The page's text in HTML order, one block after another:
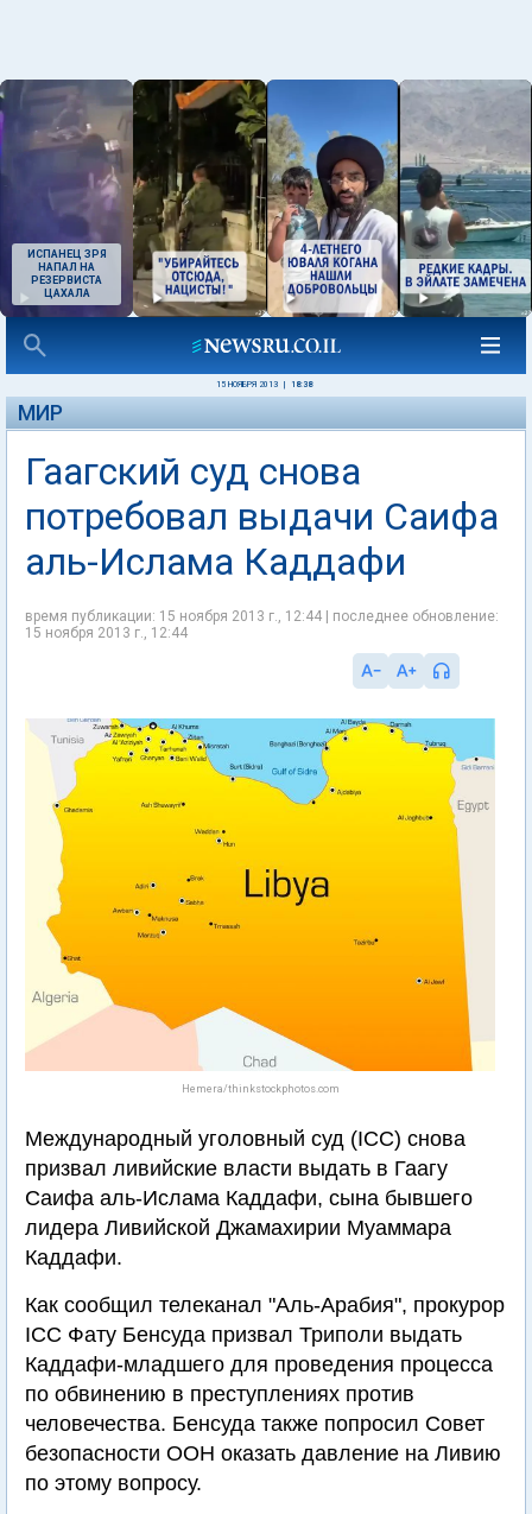
ИСПАНЕЦ ЗРЯ
НАПАЛ НА
РЕЗЕРВИСТА
ЦАХАЛА
15 НОЯБРЯ 2013 18:38
МИР
Гаагский суд снова
потребовал выдачи Саифа
аль-Ислама Каддафи
время публикации: 15 ноября 2013 г., 12:44 | последнее обновление:
15 ноября 2013 г., 12:44
Hemera/thinkstockphotos.com
Международный уголовный суд (ICC) снова
призвал ливийские власти выдать в Гаагу
Саифа аль-Ислама Каддафи, сына бывшего
лидера Ливийской Джамахирии Муаммара
Каддафи.
Как сообщил телеканал "Аль-Арабия", прокурор
ICC Фату Бенсуда призвал Триполи выдать
Каддафи-младшего для проведения процесса
по обвинению в преступлениях против
человечества. Бенсуда также попросил Совет
безопасности ООН оказать давление на Ливию
по этому вопросу.